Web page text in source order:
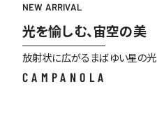
NEW ARRIVAL
光を愉しむ、宙空の美
放射状に広がるまばゆい星の光
CAMPANOLA